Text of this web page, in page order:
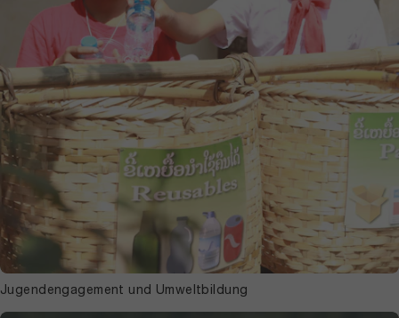
Jugendengagement und Umweltbildung